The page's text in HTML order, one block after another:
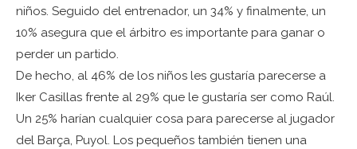
niños. Seguido del entrenador, un 34% y finalmente, un
10% asegura que el árbitro es importante para ganar o
perder un partido.
De hecho, al 46% de los niños les gustaría parecerse a
Iker Casillas frente al 29% que le gustaría ser como Raúl.
Un 25% harían cualquier cosa para parecerse al jugador
del Barça, Puyol. Los pequeños también tienen una